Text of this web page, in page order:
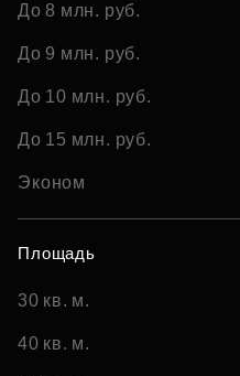
До 8 млн. руб.
До 9 млн. руб.
До 10 млн. руб.
До 15 млн. руб.
Эконом
Площадь
30 кв. м.
40 кв. м.